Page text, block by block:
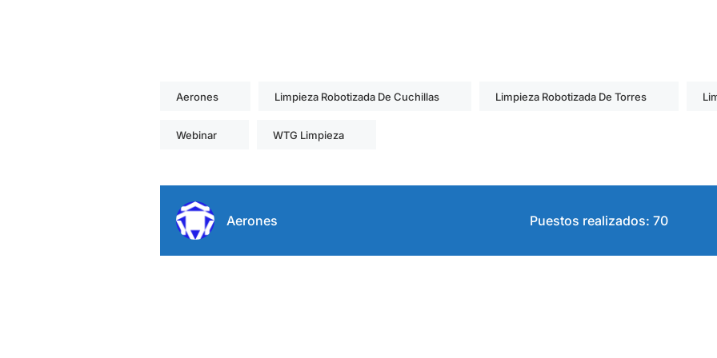
Aerones Limpieza Robotizada De Cuchillas Limpieza Robotizada De Torres
Webinar WTG Limpieza
Aerones Puestos realizados: 70